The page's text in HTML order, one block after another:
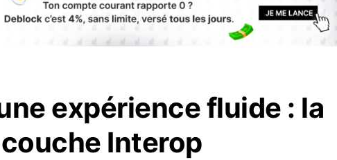
expérience fluide : la
Interop